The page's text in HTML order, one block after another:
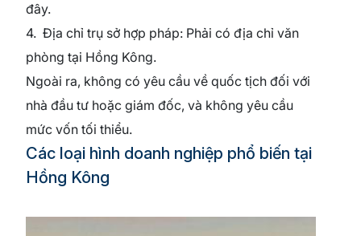
đây.
4. Địa chỉ trụ sở hợp pháp: Phải có địa chỉ văn
phòng tại Hồng Kông.
Ngoài ra, không có yêu cầu về quốc tịch đối với
nhà đầu tư hoặc giám đốc, và không yêu cầu
mức vốn tối thiểu.
Các loại hình doanh nghiệp phổ biến tại
Hồng Kông